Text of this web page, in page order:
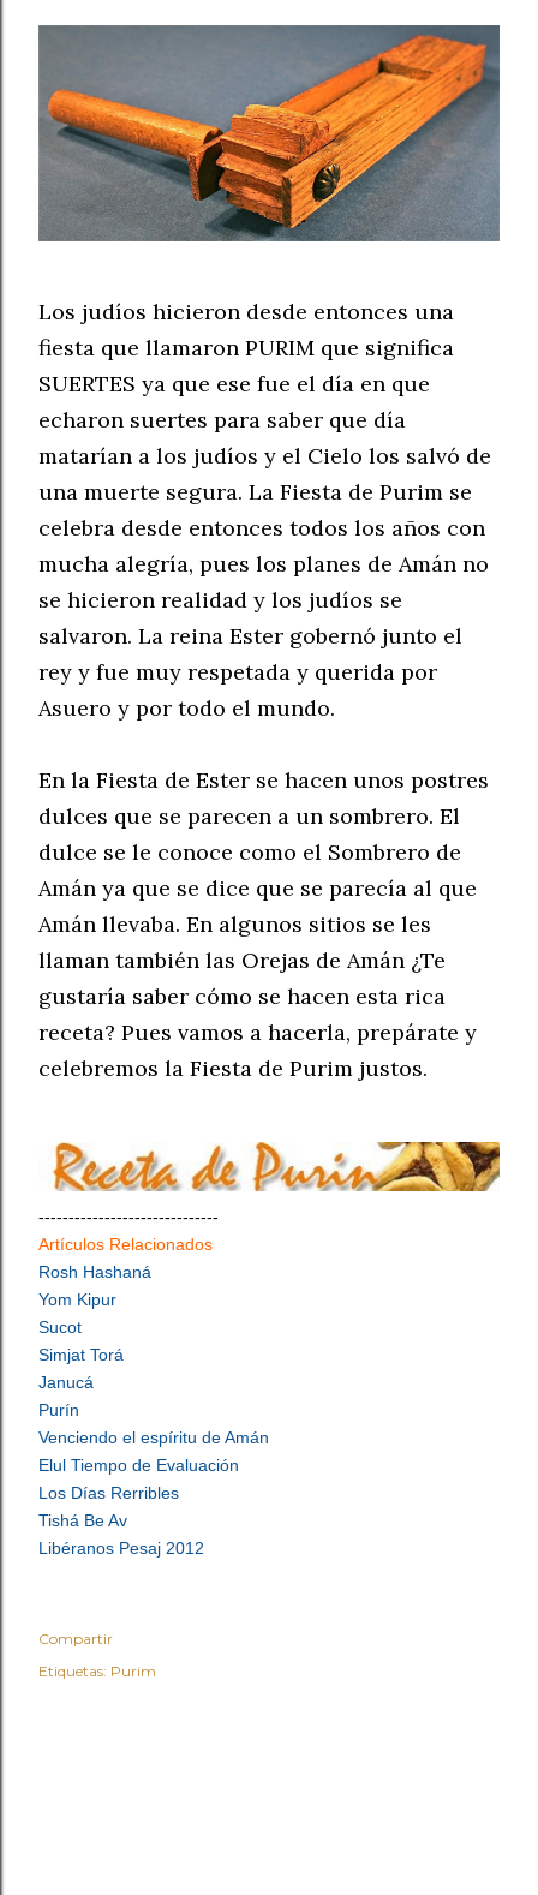
Los judíos hicieron desde entonces una
fiesta que llamaron PURIM que significa
SUERTES ya que ese fue el día en que
echaron suertes para saber que día
matarían a los judíos y el Cielo los salvó de
una muerte segura. La Fiesta de Purim se
celebra desde entonces todos los años con
mucha alegría, pues los planes de Amán no
se hicieron realidad y los judíos se
salvaron. La reina Ester gobernó junto el
rey y fue muy respetada y querida por
Asuero y por todo el mundo.
En la Fiesta de Ester se hacen unos postres
dulces que se parecen a un sombrero. El
dulce se le conoce como el Sombrero de
Amán ya que se dice que se parecía al que
Amán llevaba. En algunos sitios se les
llaman también las Orejas de Amán ¿Te
gustaría saber cómo se hacen esta rica
receta? Pues vamos a hacerla, prepárate y
celebremos la Fiesta de Purim justos.
------------------------------
Artículos Relacionados
Rosh Hashaná
Yom Kipur
Sucot
Simjat Torá
Janucá
Purín
Venciendo el espíritu de Amán
Elul Tiempo de Evaluación
Los Días Rerribles
Tishá Be Av
Libéranos Pesaj 2012
Compartir
Etiquetas: Purim